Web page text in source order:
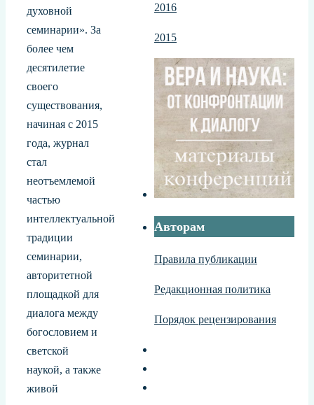
духовной
семинарии». За
более чем
десятилетие
своего
существования,
начиная с 2015
года, журнал
стал
неотъемлемой
частью
интеллектуальной
традиции
семинарии,
авторитетной
площадкой для
диалога между
богословием и
светской
наукой, а также
живой
2016
2015
Авторам
Правила публикации
Редакционная политика
Порядок рецензирования